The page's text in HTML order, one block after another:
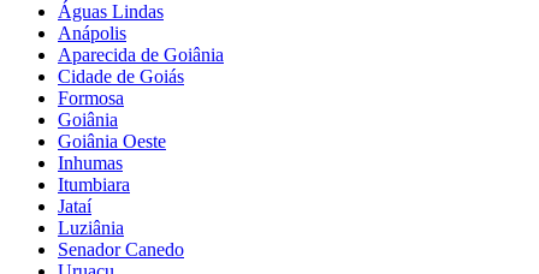
Águas Lindas
Anápolis
Aparecida de Goiânia
Cidade de Goiás
Formosa
Goiânia
Goiânia Oeste
Inhumas
Itumbiara
Jataí
Luziânia
Senador Canedo